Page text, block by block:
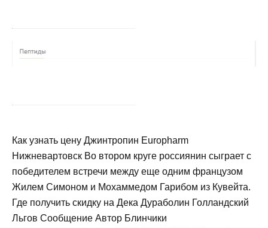
Как узнать цену Джинтропин Europharm
Нижневартовск Во втором круге россиянин сыграет с
победителем встречи между еще одним французом
Жилем Симоном и Мохаммедом Гарибом из Кувейта.
Где получить скидку на Дека Дураболин Голландский
Льгов Сообщение Автор Блинчики